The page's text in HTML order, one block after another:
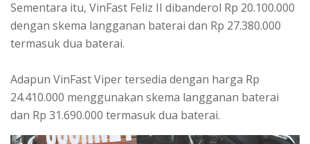
Sementara itu, VinFast Feliz II dibanderol Rp 20.100.000
dengan skema langganan baterai dan Rp 27.380.000
termasuk dua baterai.
Adapun VinFast Viper tersedia dengan harga Rp
24.410.000 menggunakan skema langganan baterai
dan Rp 31.690.000 termasuk dua baterai.